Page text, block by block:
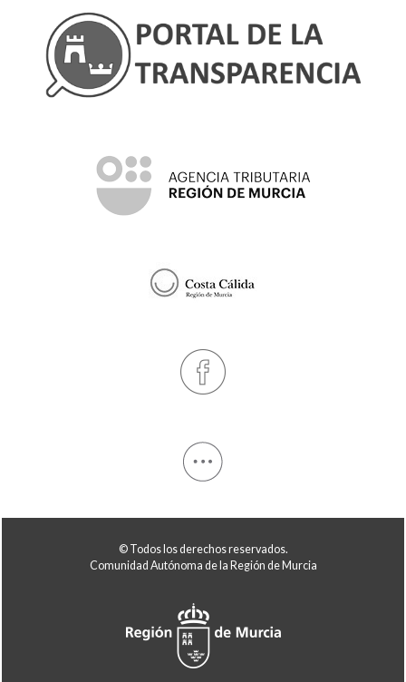
© Todos los derechos reservados.
Comunidad Autónoma de la Región de Murcia